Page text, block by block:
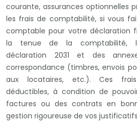
courante, assurances optionnelles
les frais de comptabilité, si vous
comptable pour votre déclaration
la tenue de la comptabilité,
déclaration 2031 et des
correspondance (timbres, envois
aux locataires, etc.). Ces
déductibles, à condition de
factures ou des contrats en
gestion rigoureuse de vos